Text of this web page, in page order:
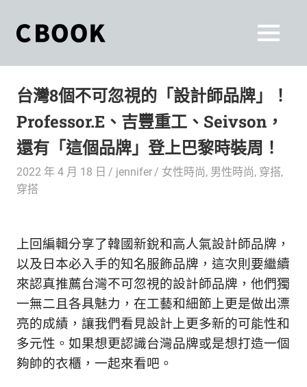
content
和
你
一
起
自
己
的
生
活
World.」
是
一
本
最
貼
生
活
雜
誌。
最
精
采
豐
MENU
台灣8個不可忽視的「設計師品牌」！
Professor.E、吉豐重工、Seivson，
還有「這個品牌」登上巴黎時裝周！
2022 年 4 月 18 日 jennifer 女性時尚, 男性時尚, 穿搭,
穿搭
上回編輯分享了韓國新銳和高人氣設計師品牌，
以及日本必入手的知名服飾品牌，這次則要繼續
來認真推薦台灣不可忽視的設計師品牌，他們獨
一無二且各具魅力，在工藝和細節上更是做出漂
亮的成績，讓我們看見設計上更多新的可能性和
多元性。如果想更認識台灣品牌或是想打造一個
夠帥的衣櫃，一起來看吧。